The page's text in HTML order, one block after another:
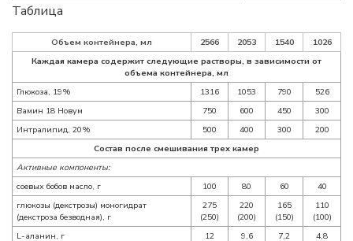
Таблица
Объем контейнера, мл 2566 2053 1540
1026
Каждая камера содержит следующие растворы, в зависимости от
объема контейнера, мл
Глюкоза, 19%
1316 1053 790
526
Вамин 18 Новум
750 600 450
300
Интралипид, 20%
500 400 300
200
Состав после смешивания трех камер
Активные компоненты:
соевых бобов масло, г
100 80 60
40
глюкозы (декстрозы) моногидрат
(декстроза безводная), г
275
(250)
220
(200)
165
(150)
110
(100)
L-аланин, г
12 9,6 7,2
4,8